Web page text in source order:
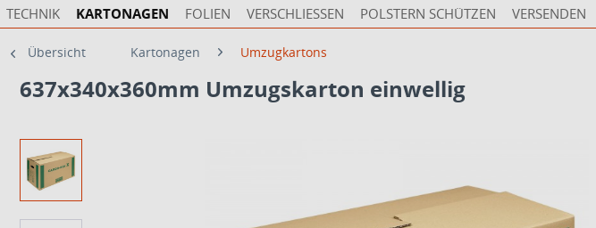
TECHNIK KARTONAGEN FOLIEN VERSCHLIESSEN POLSTERN SCHÜTZEN VERSENDEN
Übersicht Kartonagen Umzugkartons
637x340x360mm Umzugskarton einwellig